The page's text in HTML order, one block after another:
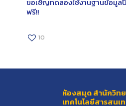
ฟรี!!
10
ห้องสมุด สำนักวิท
เทคโนโลยีสารสนเ